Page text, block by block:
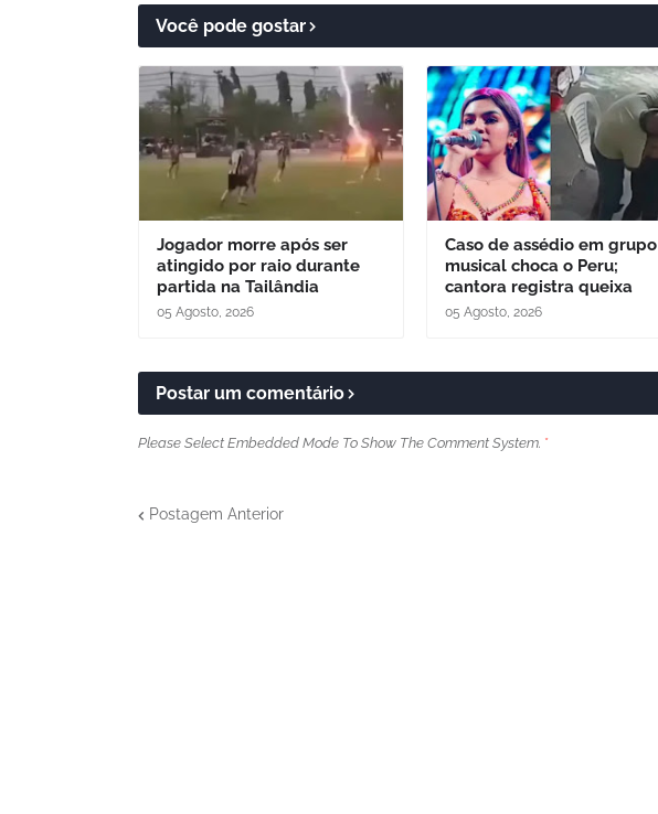
Você pode gostar
Jogador morre após ser
atingido por raio durante
partida na Tailândia
05 Agosto, 2026
Caso de assédio em grupo
musical choca o Peru;
cantora registra queixa
05 Agosto, 2026
Postar um comentário
Please Select Embedded Mode To Show The Comment System. *
Postagem Anterior